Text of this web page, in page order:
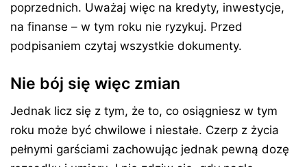
poprzednich. Uważaj więc na kredyty, inwestycje,
na finanse – w tym roku nie ryzykuj. Przed
podpisaniem czytaj wszystkie dokumenty.
Nie bój się więc zmian
Jednak licz się z tym, że to, co osiągniesz w tym
roku może być chwilowe i niestałe. Czerp z życia
pełnymi garściami zachowując jednak pewną dozę